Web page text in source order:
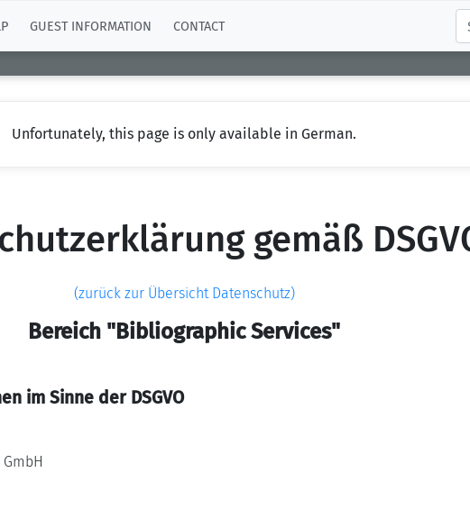
GUEST INFORMATION CONTACT
Unfortunately, this page is only available in German.
gemäß
(zurück zur Übersicht Datenschutz)
Bereich "Bibliographic Services"
im Sinne der DSGVO